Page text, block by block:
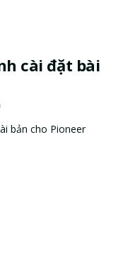
cài đặt bài
bản cho Pioneer